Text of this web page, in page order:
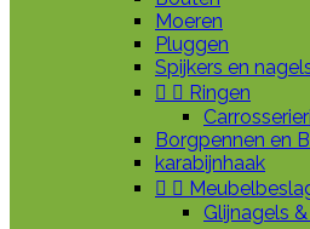
Moeren
Pluggen
Spijkers en
  Ringen
Borgpennen en
karabijnhaak
 
Glijnagels